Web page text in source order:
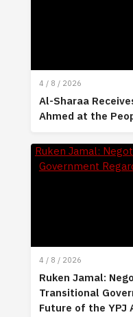
4 / 8 / 2026
Al-Sharaa
Ahmed at the
4 / 8 / 2026
Ruken Jamal:
Transitional
Future of the YPJ